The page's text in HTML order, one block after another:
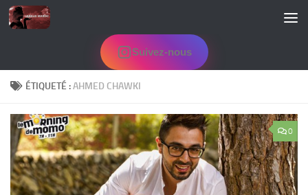
Skip to content
Suivez-nous
ÉTIQUETÉ :AHMED CHAWKI
0